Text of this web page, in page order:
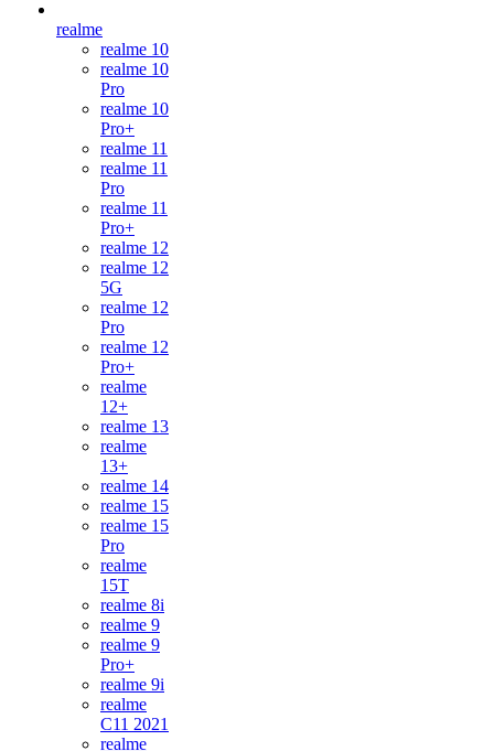
realme
realme 10
realme 10
Pro
realme 10
Pro+
realme 11
realme 11
Pro
realme 11
Pro+
realme 12
realme 12
5G
realme 12
Pro
realme 12
Pro+
realme
12+
realme 13
realme
13+
realme 14
realme 15
realme 15
Pro
realme
15T
realme 8i
realme 9
realme 9
Pro+
realme 9i
realme
C11 2021
realme